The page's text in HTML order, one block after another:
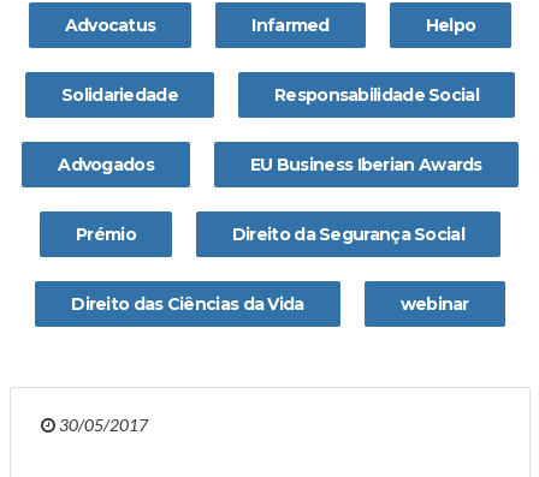
Advocatus Infarmed Helpo
Solidariedade Responsabilidade Social
Advogados EU Business Iberian Awards
Prémio Direito da Segurança Social
Direito das Ciências da Vida webinar
30/05/2017